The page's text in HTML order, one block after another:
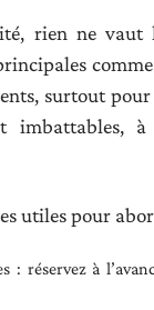
rien ne vaut
surtout
imbattables, à
utiles pour
: réservez à